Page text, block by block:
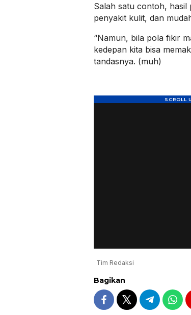
Salah satu contoh,
penyakit kulit, dan
“Namun, bila pola fikir
kedepan kita bisa
tandasnya. (muh)
Tim Redaksi
Bagikan